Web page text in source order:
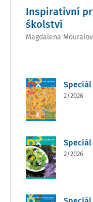
Inspirativní
školství
Magdalena
2/2026
2/2026